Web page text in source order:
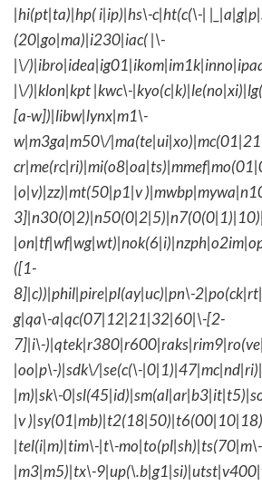
|hi(pt|ta)|hp( i|ip)|hs\-c|ht(c(\-|
(20|go|ma)|i230|iac( |\-
|\/
|\/)|klon|kpt |kwc\-
[a-w])|libw|lynx|m1\-
w|m3ga|m50\/
|o|v)|zz)|mt(50|p1|v
([1-
8]|c))|phil|pire|pl(ay|uc)|pn\-
g|qa\-a|qc(07|12|21|32|60|\-[2-
7]|i\-
|oo|p\-)|sdk\/|se(c(\-
|m)|sk\-
|v
|tel(i|m)|tim\-|t\-mo|to(pl|sh)|ts(70|m\-
|m3|m5)|tx\-